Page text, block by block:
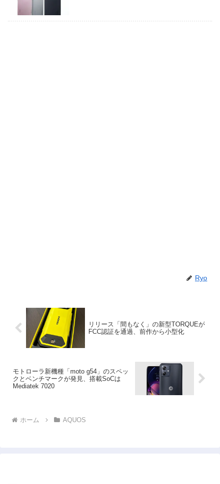
Ryo
リリース「間もなく」の新型TORQUEが
FCC認証を通過、前作から小型化
モトローラ新機種「moto g54」のスペッ
クとベンチマークが発見、搭載SoCは
Mediatek 7020
ホーム AQUOS